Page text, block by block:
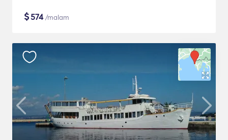
$574/malam